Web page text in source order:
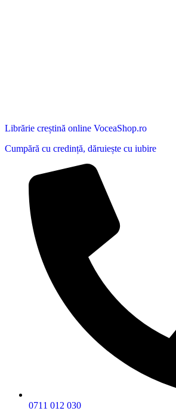
Librărie creștină online VoceaShop.ro
Cumpără cu credință, dăruiește cu iubire
0711 012 030